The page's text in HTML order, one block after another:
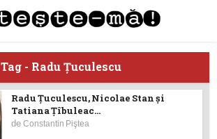
Tag - Radu Țuculescu
Radu Țuculescu, Nicolae Stan şi
Tatiana Ţîbuleac...
deConstantin Piştea